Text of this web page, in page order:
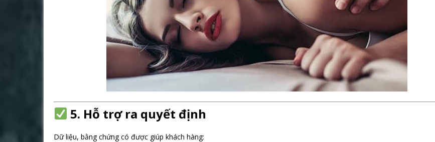
5. Hỗ trợ ra quyết định
Dữ liệu, bằng chứng có được giúp khách hàng: